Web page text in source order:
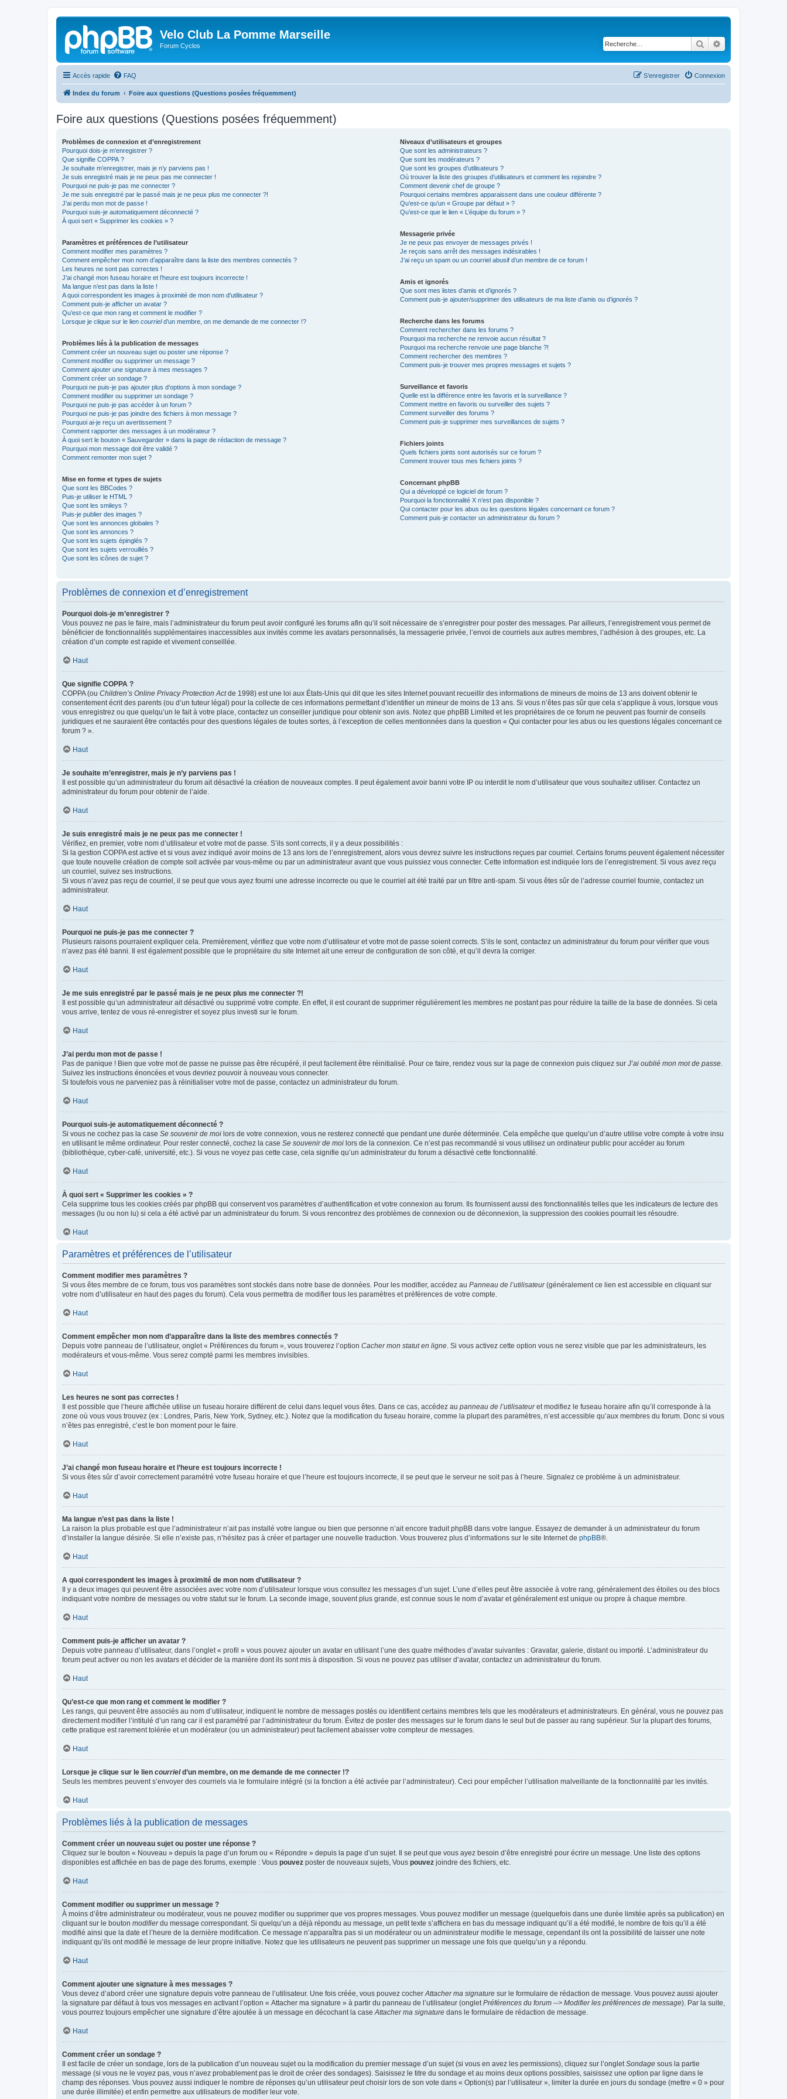
Velo Club La Pomme Marseille
Forum Cyclos Rechercher
Accès rapide FAQ Connexion
S’enregistrer
Index du forum Foire aux questions (Questions posées fréquemment)
Foire aux questions (Questions posées fréquemment)
Problèmes de connexion et d’enregistrement
Pourquoi dois-je m’enregistrer ?
Que signifie COPPA ?
Je souhaite m’enregistrer, mais je n’y parviens pas !
Je suis enregistré mais je ne peux pas me connecter !
Pourquoi ne puis-je pas me connecter ?
Je me suis enregistré par le passé mais je ne peux plus me connecter ?!
J’ai perdu mon mot de passe !
Pourquoi suis-je automatiquement déconnecté ?
À quoi sert « Supprimer les cookies » ?
Paramètres et préférences de l’utilisateur
Comment modifier mes paramètres ?
Comment empêcher mon nom d’apparaître dans la liste des membres connectés ?
Les heures ne sont pas correctes !
J’ai changé mon fuseau horaire et l’heure est toujours incorrecte !
Ma langue n’est pas dans la liste !
A quoi correspondent les images à proximité de mon nom d’utilisateur ?
Comment puis-je afficher un avatar ?
Qu’est-ce que mon rang et comment le modifier ?
Lorsque je clique sur le lien courrield’un membre, on me demande de me connecter !?
Problèmes liés à la publication de messages
Comment créer un nouveau sujet ou poster une réponse ?
Comment modifier ou supprimer un message ?
Comment ajouter une signature à mes messages ?
Comment créer un sondage ?
Pourquoi ne puis-je pas ajouter plus d’options à mon sondage ?
Comment modifier ou supprimer un sondage ?
Pourquoi ne puis-je pas accéder à un forum ?
Pourquoi ne puis-je pas joindre des fichiers à mon message ?
Pourquoi ai-je reçu un avertissement ?
Comment rapporter des messages à un modérateur ?
À quoi sert le bouton « Sauvegarder » dans la page de rédaction de message ?
Pourquoi mon message doit être validé ?
Comment remonter mon sujet ?
Mise en forme et types de sujets
Que sont les BBCodes ?
Puis-je utiliser le HTML ?
Que sont les smileys ?
Puis-je publier des images ?
Que sont les annonces globales ?
Que sont les annonces ?
Que sont les sujets épinglés ?
Que sont les sujets verrouillés ?
Que sont les icônes de sujet ?
Niveaux d’utilisateurs et groupes
Que sont les administrateurs ?
Que sont les modérateurs ?
Que sont les groupes d’utilisateurs ?
Où trouver la liste des groupes d’utilisateurs et comment les rejoindre ?
Comment devenir chef de groupe ?
Pourquoi certains membres apparaissent dans une couleur différente ?
Qu’est-ce qu’un « Groupe par défaut » ?
Qu’est-ce que le lien « L’équipe du forum » ?
Messagerie privée
Je ne peux pas envoyer de messages privés !
Je reçois sans arrêt des messages indésirables !
J’ai reçu un spam ou un courriel abusif d’un membre de ce forum !
Amis et ignorés
Que sont mes listes d’amis et d’ignorés ?
Comment puis-je ajouter/supprimer des utilisateurs de ma liste d’amis ou d’ignorés ?
Recherche dans les forums
Comment rechercher dans les forums ?
Pourquoi ma recherche ne renvoie aucun résultat ?
Pourquoi ma recherche renvoie une page blanche ?!
Comment rechercher des membres ?
Comment puis-je trouver mes propres messages et sujets ?
Surveillance et favoris
Quelle est la différence entre les favoris et la surveillance ?
Comment mettre en favoris ou surveiller des sujets ?
Comment surveiller des forums ?
Comment puis-je supprimer mes surveillances de sujets ?
Fichiers joints
Quels fichiers joints sont autorisés sur ce forum ?
Comment trouver tous mes fichiers joints ?
Concernant phpBB
Qui a développé ce logiciel de forum ?
Pourquoi la fonctionnalité X n’est pas disponible ?
Qui contacter pour les abus ou les questions légales concernant ce forum ?
Comment puis-je contacter un administrateur du forum ?
Problèmes de connexion et d’enregistrement
Pourquoi dois-je m’enregistrer ?
Vous pouvez ne pas le faire, mais l’administrateur du forum peut avoir configuré les forums afin qu’il soit nécessaire de s’enregistrer pour poster des messages. Par ailleurs, l’enregistrement vous permet de
bénéficier de fonctionnalités supplémentaires inaccessibles aux invités comme les avatars personnalisés, la messagerie privée, l’envoi de courriels aux autres membres, l’adhésion à des groupes, etc. La
création d’un compte est rapide et vivement conseillée.
Haut
Que signifie COPPA ?
COPPA (ou Children’s Online Privacy Protection Actde 1998) est une loi aux États-Unis qui dit que les sites Internet pouvant recueillir des informations de mineurs de moins de 13 ans doivent obtenir le
consentement écrit des parents (ou d’un tuteur légal) pour la collecte de ces informations permettant d’identifier un mineur de moins de 13 ans. Si vous n’êtes pas sûr que cela s’applique à vous, lorsque vous
vous enregistrez ou que quelqu’un le fait à votre place, contactez un conseiller juridique pour obtenir son avis. Notez que phpBB Limited et les propriétaires de ce forum ne peuvent pas fournir de conseils
juridiques et ne sauraient être contactés pour des questions légales de toutes sortes, à l’exception de celles mentionnées dans la question « Qui contacter pour les abus ou les questions légales concernant ce
forum ? ».
Haut
Je souhaite m’enregistrer, mais je n’y parviens pas !
Il est possible qu’un administrateur du forum ait désactivé la création de nouveaux comptes. Il peut également avoir banni votre IP ou interdit le nom d’utilisateur que vous souhaitez utiliser. Contactez un
administrateur du forum pour obtenir de l’aide.
Haut
Je suis enregistré mais je ne peux pas me connecter !
Vérifiez, en premier, votre nom d’utilisateur et votre mot de passe. S’ils sont corrects, il y a deux possibilités :
Si la gestion COPPA est active et si vous avez indiqué avoir moins de 13 ans lors de l’enregistrement, alors vous devrez suivre les instructions reçues par courriel. Certains forums peuvent également nécessiter
que toute nouvelle création de compte soit activée par vous-même ou par un administrateur avant que vous puissiez vous connecter. Cette information est indiquée lors de l’enregistrement. Si vous avez reçu
un courriel, suivez ses instructions.
Si vous n’avez pas reçu de courriel, il se peut que vous ayez fourni une adresse incorrecte ou que le courriel ait été traité par un filtre anti-spam. Si vous êtes sûr de l’adresse courriel fournie, contactez un
administrateur.
Haut
Pourquoi ne puis-je pas me connecter ?
Plusieurs raisons pourraient expliquer cela. Premièrement, vérifiez que votre nom d’utilisateur et votre mot de passe soient corrects. S’ils le sont, contactez un administrateur du forum pour vérifier que vous
n’avez pas été banni. Il est également possible que le propriétaire du site Internet ait une erreur de configuration de son côté, et qu’il devra la corriger.
Haut
Je me suis enregistré par le passé mais je ne peux plus me connecter ?!
Il est possible qu’un administrateur ait désactivé ou supprimé votre compte. En effet, il est courant de supprimer régulièrement les membres ne postant pas pour réduire la taille de la base de données. Si cela
vous arrive, tentez de vous ré-enregistrer et soyez plus investi sur le forum.
Haut
J’ai perdu mon mot de passe !
Pas de panique ! Bien que votre mot de passe ne puisse pas être récupéré, il peut facilement être réinitialisé. Pour ce faire, rendez vous sur la page de connexion puis cliquez sur J’ai oublié mon mot de passe
Suivez les instructions énoncées et vous devriez pouvoir à nouveau vous connecter.
Si toutefois vous ne parveniez pas à réinitialiser votre mot de passe, contactez un administrateur du forum.
Haut
Pourquoi suis-je automatiquement déconnecté ?
Si vous ne cochez pas la case Se souvenir de moi lors de votre connexion, vous ne resterez connecté que pendant une durée déterminée. Cela empêche que quelqu’un d’autre utilise votre compte à votre insu
en utilisant le même ordinateur. Pour rester connecté, cochez la case Se souvenir de moi lors de la connexion. Ce n’est pas recommandé si vous utilisez un ordinateur public pour accéder au forum
(bibliothèque, cyber-café, université, etc.). Si vous ne voyez pas cette case, cela signifie qu’un administrateur du forum a désactivé cette fonctionnalité.
Haut
À quoi sert « Supprimer les cookies » ?
Cela supprime tous les cookies créés par phpBB qui conservent vos paramètres d’authentification et votre connexion au forum. Ils fournissent aussi des fonctionnalités telles que les indicateurs de lecture des
messages (lu ou non lu) si cela a été activé par un administrateur du forum. Si vous rencontrez des problèmes de connexion ou de déconnexion, la suppression des cookies pourrait les résoudre.
Haut
Paramètres et préférences de l’utilisateur
Comment modifier mes paramètres ?
Si vous êtes membre de ce forum, tous vos paramètres sont stockés dans notre base de données. Pour les modifier, accédez au Panneau de l’utilisateur(généralement ce lien est accessible en cliquant sur
votre nom d’utilisateur en haut des pages du forum). Cela vous permettra de modifier tous les paramètres et préférences de votre compte.
Haut
Comment empêcher mon nom d’apparaître dans la liste des membres connectés ?
Depuis votre panneau de l’utilisateur, onglet « Préférences du forum », vous trouverez l’option Cacher mon statut en ligne . Si vous activez cette option vous ne serez visible que par les administrateurs, les
modérateurs et vous-même. Vous serez compté parmi les membres invisibles.
Haut
Les heures ne sont pas correctes !
Il est possible que l’heure affichée utilise un fuseau horaire différent de celui dans lequel vous êtes. Dans ce cas, accédez au panneau de l’utilisateuret modifiez le fuseau horaire afin qu’il corresponde à la
zone où vous vous trouvez (ex : Londres, Paris, New York, Sydney, etc.). Notez que la modification du fuseau horaire, comme la plupart des paramètres, n’est accessible qu’aux membres du forum. Donc si vous
n’êtes pas enregistré, c’est le bon moment pour le faire.
Haut
J’ai changé mon fuseau horaire et l’heure est toujours incorrecte !
Si vous êtes sûr d’avoir correctement paramétré votre fuseau horaire et que l’heure est toujours incorrecte, il se peut que le serveur ne soit pas à l’heure. Signalez ce problème à un administrateur.
Haut
Ma langue n’est pas dans la liste !
La raison la plus probable est que l’administrateur n’ait pas installé votre langue ou bien que personne n’ait encore traduit phpBB dans votre langue. Essayez de demander à un administrateur du forum
d’installer la langue désirée. Si elle n’existe pas, n’hésitez pas à créer et partager une nouvelle traduction. Vous trouverez plus d’informations sur le site Internet de phpBB®.
Haut
A quoi correspondent les images à proximité de mon nom d’utilisateur ?
Il y a deux images qui peuvent être associées avec votre nom d’utilisateur lorsque vous consultez les messages d’un sujet. L’une d’elles peut être associée à votre rang, généralement des étoiles ou des blocs
indiquant votre nombre de messages ou votre statut sur le forum. La seconde image, souvent plus grande, est connue sous le nom d’avatar et généralement est unique ou propre à chaque membre.
Haut
Comment puis-je afficher un avatar ?
Depuis votre panneau d’utilisateur, dans l’onglet « profil » vous pouvez ajouter un avatar en utilisant l’une des quatre méthodes d’avatar suivantes : Gravatar, galerie, distant ou importé. L’administrateur du
forum peut activer ou non les avatars et décider de la manière dont ils sont mis à disposition. Si vous ne pouvez pas utiliser d’avatar, contactez un administrateur du forum.
Haut
Qu’est-ce que mon rang et comment le modifier ?
Les rangs, qui peuvent être associés au nom d’utilisateur, indiquent le nombre de messages postés ou identifient certains membres tels que les modérateurs et administrateurs. En général, vous ne pouvez pas
directement modifier l’intitulé d’un rang car il est paramétré par l’administrateur du forum. Évitez de poster des messages sur le forum dans le seul but de passer au rang supérieur. Sur la plupart des forums,
cette pratique est rarement tolérée et un modérateur (ou un administrateur) peut facilement abaisser votre compteur de messages.
Haut
Lorsque je clique sur le lien courrield’un membre, on me demande de me connecter !?
Seuls les membres peuvent s’envoyer des courriels via le formulaire intégré (si la fonction a été activée par l’administrateur). Ceci pour empêcher l’utilisation malveillante de la fonctionnalité par les invités.
Haut
Problèmes liés à la publication de messages
Comment créer un nouveau sujet ou poster une réponse ?
Cliquez sur le bouton « Nouveau » depuis la page d’un forum ou « Répondre » depuis la page d’un sujet. Il se peut que vous ayez besoin d’être enregistré pour écrire un message. Une liste des options
disponibles est affichée en bas de page des forums, exemple : Vous pouvez poster de nouveaux sujets, Vous pouvez joindre des fichiers, etc.
Haut
Comment modifier ou supprimer un message ?
À moins d’être administrateur ou modérateur, vous ne pouvez modifier ou supprimer que vos propres messages. Vous pouvez modifier un message (quelquefois dans une durée limitée après sa publication) en
cliquant sur le bouton modifierdu message correspondant. Si quelqu’un a déjà répondu au message, un petit texte s’affichera en bas du message indiquant qu’il a été modifié, le nombre de fois qu’il a été
modifié ainsi que la date et l’heure de la dernière modification. Ce message n’apparaîtra pas si un modérateur ou un administrateur modifie le message, cependant ils ont la possibilité de laisser une note
indiquant qu’ils ont modifié le message de leur propre initiative. Notez que les utilisateurs ne peuvent pas supprimer un message une fois que quelqu’un y a répondu.
Haut
Comment ajouter une signature à mes messages ?
Vous devez d’abord créer une signature depuis votre panneau de l’utilisateur. Une fois créée, vous pouvez cocher Attacher ma signature sur le formulaire de rédaction de message. Vous pouvez aussi ajouter
la signature par défaut à tous vos messages en activant l’option « Attacher ma signature » à partir du panneau de l’utilisateur (onglet Préférences du forum --> Modifier les préférences de message). Par la suite,
vous pourrez toujours empêcher une signature d’être ajoutée à un message en décochant la case Attacher ma signature dans le formulaire de rédaction de message.
Haut
Comment créer un sondage ?
Il est facile de créer un sondage, lors de la publication d’un nouveau sujet ou la modification du premier message d’un sujet (si vous en avez les permissions), cliquez sur l’onglet Sondage sous la partie
message (si vous ne le voyez pas, vous n’avez probablement pas le droit de créer des sondages). Saisissez le titre du sondage et au moins deux options possibles, saisissez une option par ligne dans le
champ des réponses. Vous pouvez aussi indiquer le nombre de réponses qu’un utilisateur peut choisir lors de son vote dans « Option(s) par l’utilisateur », limiter la durée en jours du sondage (mettre « 0 » pour
une durée illimitée) et enfin permettre aux utilisateurs de modifier leur vote.